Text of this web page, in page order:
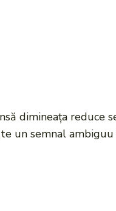
dimineața reduce
un semnal